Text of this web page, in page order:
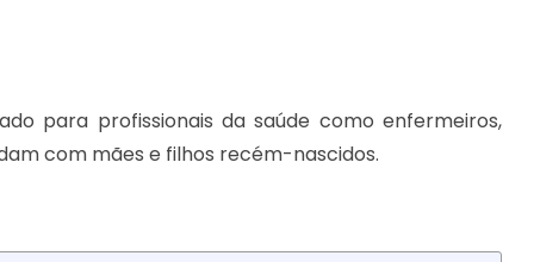
para profissionais da saúde como enfermeiros,
com mães e filhos recém-nascidos.